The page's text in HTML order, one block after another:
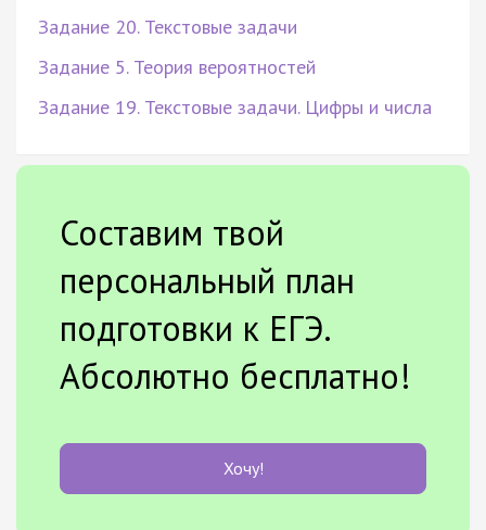
Задание 20. Текстовые задачи
Задание 5. Теория вероятностей
Задание 19. Текстовые задачи. Цифры и числа
Составим твой
персональный план
подготовки к ЕГЭ.
Абсолютно бесплатно!
Хочу!